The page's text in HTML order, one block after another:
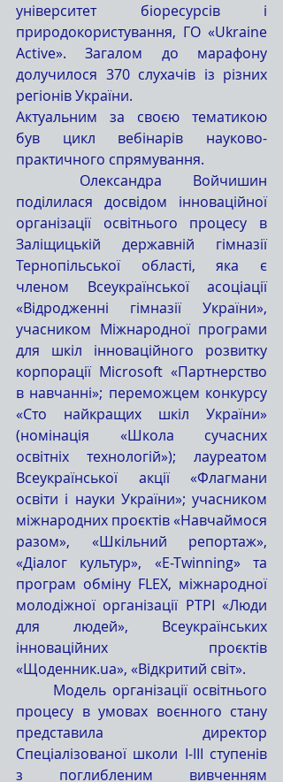
університет біоресурсів і
природокористування, ГО «Ukraine
Active». Загалом до марафону
долучилося 370 слухачів із різних
регіонів України.
Актуальним за своєю тематикою
був цикл вебінарів науково-
практичного спрямування.
поділилася досвідом інноваційної
організації освітнього процесу в
Заліщицькій державній гімназії
Тернопільської області, яка є
членом Всеукраїнської асоціації
«Відродженні гімназії України»,
учасником Міжнародної програми
для шкіл інноваційного розвитку
корпорації Microsoft «Партнерство
в навчанні»; переможцем конкурсу
«Сто найкращих шкіл України»
(номінація «Школа сучасних
освітніх технологій»); лауреатом
Всеукраїнської акції «Флагмани
освіти і науки України»; учасником
міжнародних проєктів «Навчаймося
разом», «Шкільний репортаж»,
«Діалог культур», «E-Twinning» та
програм обміну FLEX, міжнародної
молодіжної організації PTPI «Люди
для людей», Всеукраїнських
інноваційних проєктів
«Щоденник.ua», «Відкритий світ».
процесу в умовах воєнного стану
представила директор
Спеціалізованої школи І-ІІІ ступенів
з поглибленим вивченням